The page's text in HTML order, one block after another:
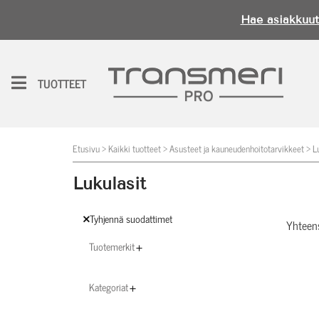
Hae
e
i,
TUOTTEET
Etusivu>Kaikki tuotteet>Asusteet ja kauneudenhoitotarvikkeet>
Lukulasit
Tyhjennä suodattimet
Tuotemerkit
Kategoriat